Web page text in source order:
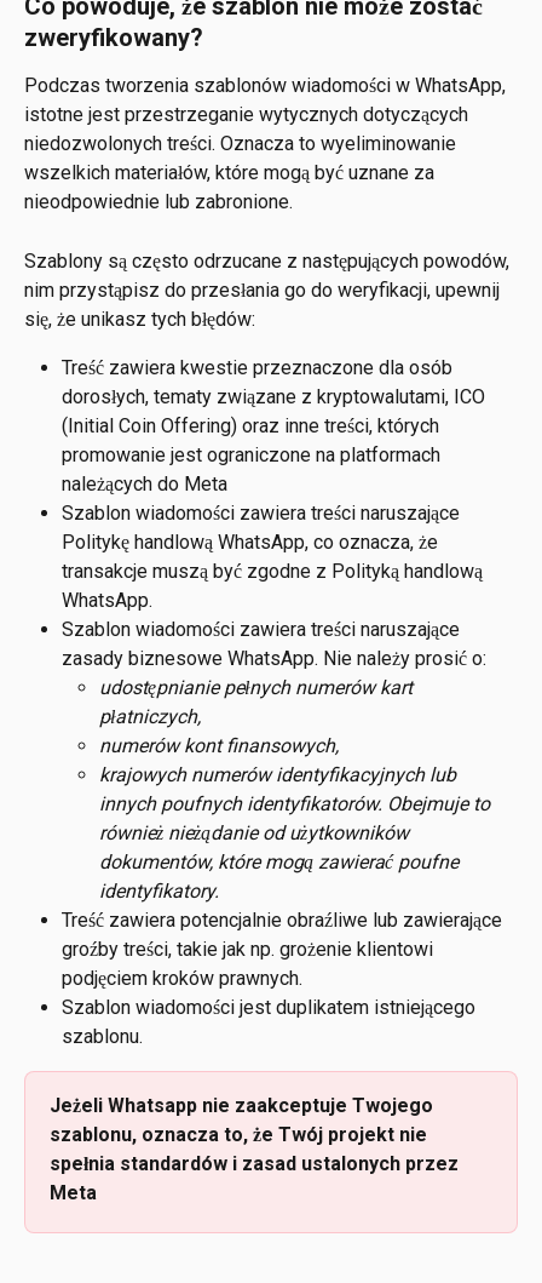
Co powoduje, że szablon nie może zostać
zweryfikowany?
Podczas tworzenia szablonów wiadomości w WhatsApp,
istotne jest przestrzeganie wytycznych dotyczących
niedozwolonych treści. Oznacza to wyeliminowanie
wszelkich materiałów, które mogą być uznane za
nieodpowiednie lub zabronione.
Szablony są często odrzucane z następujących powodów,
nim przystąpisz do przesłania go do weryfikacji, upewnij
się, że unikasz tych błędów:
Treść zawiera kwestie przeznaczone dla osób
dorosłych, tematy związane z kryptowalutami, ICO
(Initial Coin Offering) oraz inne treści, których
promowanie jest ograniczone na platformach
należących do Meta
Szablon wiadomości zawiera treści naruszające
Politykę handlową WhatsApp, co oznacza, że
transakcje muszą być zgodne z Polityką handlową
WhatsApp.
Szablon wiadomości zawiera treści naruszające
zasady biznesowe WhatsApp. Nie należy prosić o:
udostępnianie pełnych numerów kart
płatniczych,
numerów kont finansowych,
krajowych numerów identyfikacyjnych lub
innych poufnych identyfikatorów. Obejmuje to
również nieżądanie od użytkowników
dokumentów, które mogą zawierać poufne
identyfikatory.
Treść zawiera potencjalnie obraźliwe lub zawierające
groźby treści, takie jak np. grożenie klientowi
podjęciem kroków prawnych.
Szablon wiadomości jest duplikatem istniejącego
szablonu.
Jeżeli Whatsapp nie zaakceptuje Twojego
szablonu, oznacza to, że Twój projekt nie
spełnia standardów i zasad ustalonych przez
Meta